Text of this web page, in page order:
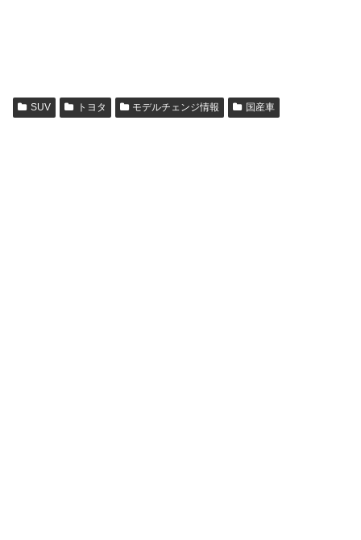
SUV トヨタ モデルチェンジ情報 国産車